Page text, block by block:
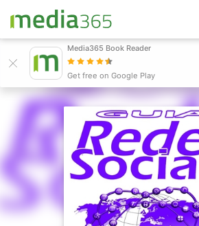
Anmelden
Veröffentlichen
Media365 Book Reader
Get free on Google Play